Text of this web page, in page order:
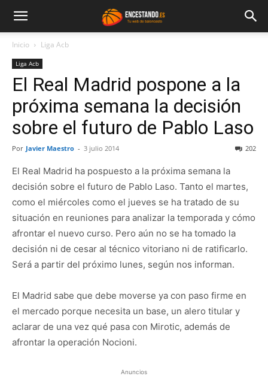
Inicio Liga Acb
Liga Acb
El Real Madrid pospone a la
próxima semana la decisión
sobre el futuro de Pablo Laso
Por Javier Maestro - 3 julio 2014 202
El Real Madrid ha pospuesto a la próxima semana la
decisión sobre el futuro de Pablo Laso. Tanto el martes,
como el miércoles como el jueves se ha tratado de su
situación en reuniones para analizar la temporada y cómo
afrontar el nuevo curso. Pero aún no se ha tomado la
decisión ni de cesar al técnico vitoriano ni de ratificarlo.
Será a partir del próximo lunes, según nos informan.
El Madrid sabe que debe moverse ya con paso firme en
el mercado porque necesita un base, un alero titular y
aclarar de una vez qué pasa con Mirotic, además de
afrontar la operación Nocioni.
Anuncios